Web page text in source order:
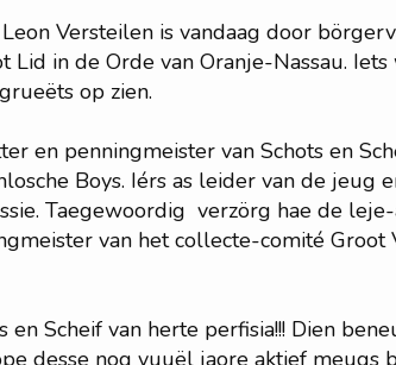
Versteilen is vandaag door
in de Orde van Oranje-Nassau.
op zien.
en penningmeister van Schots en
Boys. Iérs as leider van de jeug
Taegewoordig verzörg hae de
van het collecte-comité Groot
Scheif van herte perfisia!!! Dien
desse nog vuuël jaore aktief meugs